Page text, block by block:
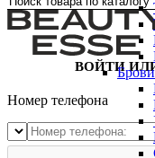
Брови
ВОЙТИ
Номер телефона